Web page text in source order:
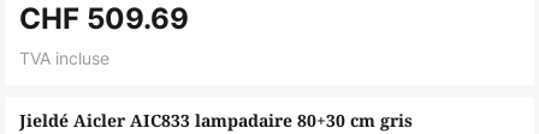
to
the
ofJieldé Aicler AIC833 lampadaire 80+30 cm gris
CHF 509.69
TVA incluse